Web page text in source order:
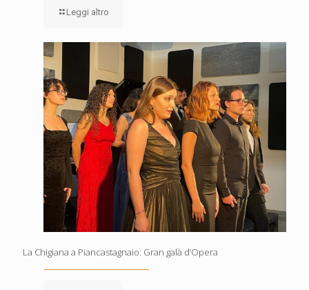
Leggi altro
La Chigiana a Piancastagnaio: Gran galà d’Opera